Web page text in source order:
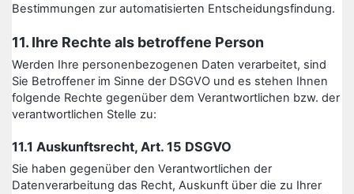
Bestimmungen zur automatisierten Entscheidungsfindung.
11. Ihre Rechte als betroffene Person
Werden Ihre personenbezogenen Daten verarbeitet, sind
Sie Betroffener im Sinne der DSGVO und es stehen Ihnen
folgende Rechte gegenüber dem Verantwortlichen bzw. der
verantwortlichen Stelle zu:
11.1 Auskunftsrecht, Art. 15 DSGVO
Sie haben gegenüber den Verantwortlichen der
Datenverarbeitung das Recht, Auskunft über die zu Ihrer